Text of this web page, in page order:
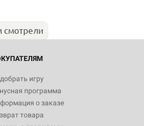
смотрели
игру
программа
о заказе
товара